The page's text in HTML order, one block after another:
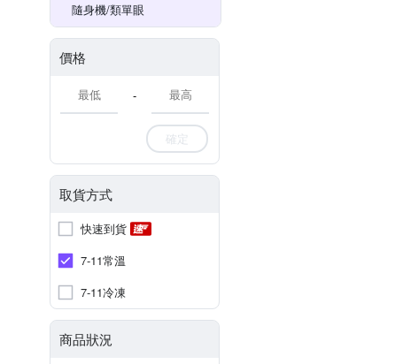
隨身機/類單眼
價格
-
確定
取貨方式
快速到貨
7-11常溫
7-11冷凍
商品狀況